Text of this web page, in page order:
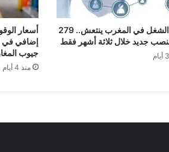
سوق الشغل في المغرب ينتعش.. 279
جديد خلال ثلاثة أشهر فقط
أسعار
إضافي في
جيوب
منذ 4 أيام